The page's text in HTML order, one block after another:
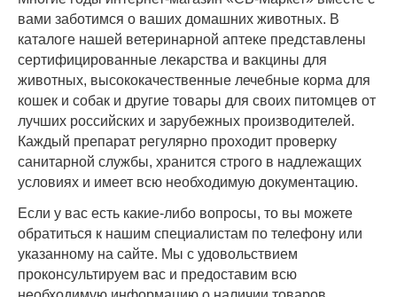
вами заботимся о ваших домашних животных. В
каталоге нашей ветеринарной аптеке представлены
сертифицированные лекарства и вакцины для
животных, высококачественные лечебные корма для
кошек и собак и другие товары для своих питомцев от
лучших российских и зарубежных производителей.
Каждый препарат регулярно проходит проверку
санитарной службы, хранится строго в надлежащих
условиях и имеет всю необходимую документацию.
Если у вас есть какие-либо вопросы, то вы можете
обратиться к нашим специалистам по телефону или
указанному на сайте. Мы с удовольствием
проконсультируем вас и предоставим всю